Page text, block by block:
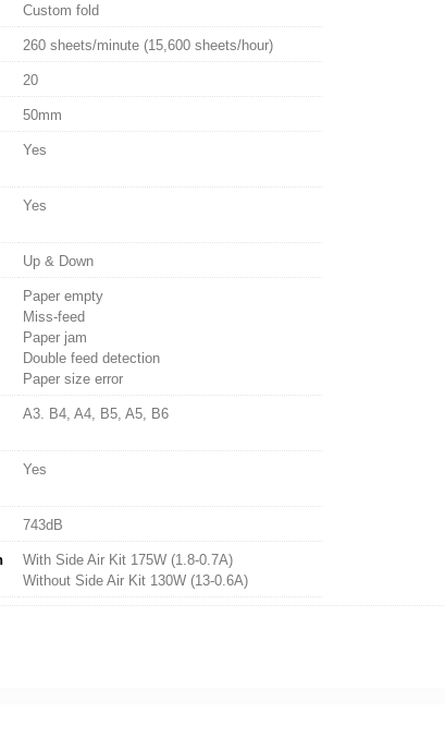
Custom fold
260 sheets/minute (15,600 sheets/hour)
20
50mm
Yes
Yes
Up & Down
Paper empty
Miss-feed
Paper jam
Double feed detection
Paper size error
A3. B4, A4, B5, A5, B6
Yes
743dB
With Side Air Kit 175W (1.8-0.7A)
Without Side Air Kit 130W (13-0.6A)